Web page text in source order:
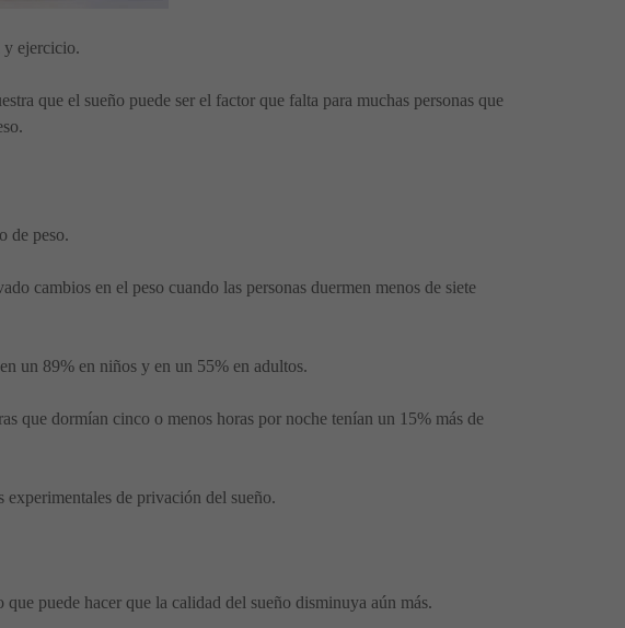
y ejercicio.
que el sueño puede ser el factor que falta para muchas personas que
de peso.
cambios en el peso cuando las personas duermen menos de siete
un 89% en niños y en un 55% en adultos.
que dormían cinco o menos horas por noche tenían un 15% más de
experimentales de privación del sueño.
puede hacer que la calidad del sueño disminuya aún más.